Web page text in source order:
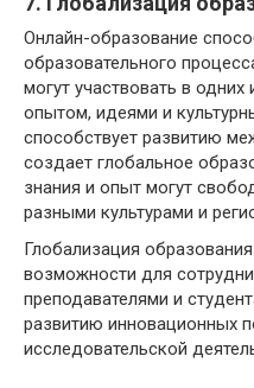
Онлайн-образование
образовательного
могут участвовать в одних
опытом, идеями и
способствует развитию
создает глобальное
знания и опыт могут
разными культурами и
Глобализация
возможности для
преподавателями и
развитию инновационных
исследовательской